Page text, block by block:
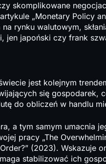
skomplikowane
„Monetary Policy
na rynku walutowym,
jen japoński czy frank
jest kolejnym
się gospodarek,
do obliczeń w handlu
a tym samym umacnia
pracy „The
(2023). Wskazuje
stabilizować ich